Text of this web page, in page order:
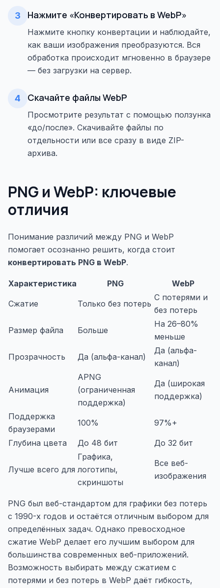
3 Нажмите «Конвертировать в WebP»
Нажмите кнопку конвертации и наблюдайте,
как ваши изображения преобразуются. Вся
обработка происходит мгновенно в браузере
— без загрузки на сервер.
4 Скачайте файлы WebP
Просмотрите результат с помощью ползунка
«до/после». Скачивайте файлы по
отдельности или все сразу в виде ZIP-
архива.
PNG и WebP: ключевые
отличия
Понимание различий между PNG и WebP
помогает осознанно решить, когда стоит
конвертировать PNG в WebP.
Характеристика PNG WebP
Сжатие Только без потерь
С потерями и
без потерь
Размер файла Больше
На 26–80%
меньше
Прозрачность Да (альфа-канал)
Да (альфа-
канал)
Анимация
APNG
(ограниченная
поддержка)
Да (широкая
поддержка)
Поддержка
браузерами
100% 97%+
Глубина цвета До 48 бит До 32 бит
Лучше всего для
Графика,
логотипы,
скриншоты
Все веб-
изображения
PNG был веб-стандартом для графики без потерь
с 1990-х годов и остаётся отличным выбором для
определённых задач. Однако превосходное
сжатие WebP делает его лучшим выбором для
большинства современных веб-приложений.
Возможность выбирать между сжатием с
потерями и без потерь в WebP даёт гибкость,